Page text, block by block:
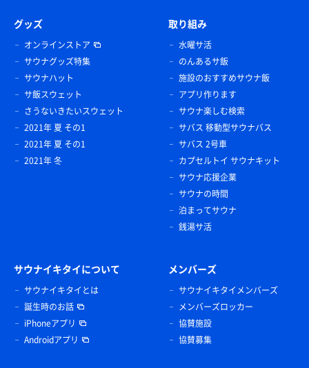
グッズ
オンラインストア
サウナグッズ特集
サウナハット
サ飯スウェット
さうないきたいスウェット
2021年 夏 その1
2021年 夏 その1
2021年 冬
取り組み
水曜サ活
のんあるサ飯
施設のおすすめサウナ飯
アプリ作ります
サウナ楽しむ検索
サバス 移動型サウナバス
サバス 2号車
カプセルトイ サウナキット
サウナ応援企業
サウナの時間
泊まってサウナ
銭湯サ活
サウナイキタイについて
サウナイキタイとは
誕生時のお話
iPhoneアプリ
Androidアプリ
メンバーズ
サウナイキタイメンバーズ
メンバーズロッカー
協賛施設
協賛募集